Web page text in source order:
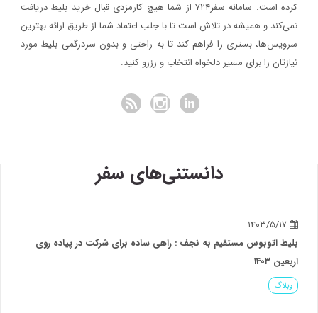
کرده است. سامانه سفر۷۲۴ از شما هیچ کارمزدی قبال خرید بلیط دریافت
نمی‌کند و همیشه در تلاش است تا با جلب اعتماد شما از طریق ارائه بهترین
سرویس‌ها، بستری را فراهم کند تا به راحتی و بدون سردرگمی بلیط مورد
نیازتان را برای مسیر دلخواه انتخاب و رزرو کنید.
دانستنی‌های سفر
بلیط اتوبوس مستقیم به نجف : راهی ساده برای شرکت در پیاده روی
اربعین ۱۴۰۳
وبلاگ